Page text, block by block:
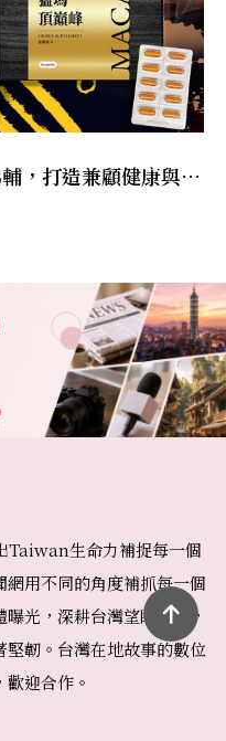
，打造兼顧健康與幸
生命力補捉每一個
用不同的角度補抓每一個
光，深耕台灣望眼國際，
韌。台灣在地故事的數位
迎合作。